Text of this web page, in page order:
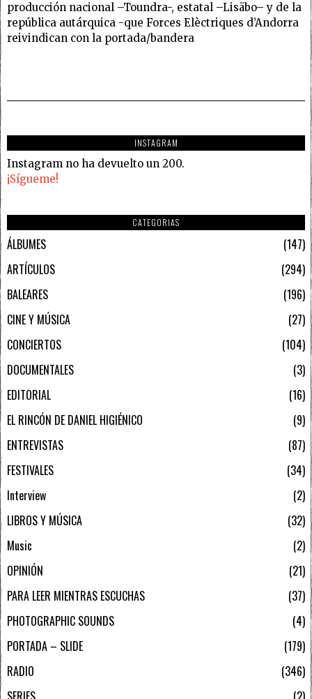
producción nacional –Toundra-, estatal –Lisäbo– y de la
república autárquica -que Forces Elèctriques d’Andorra
reivindican con la portada/bandera
INSTAGRAM
Instagram no ha devuelto un 200.
¡Sígueme!
CATEGORIAS
ÁLBUMES
147
ARTÍCULOS
294
BALEARES
196
CINE Y MÚSICA
27
CONCIERTOS
104
DOCUMENTALES
3
EDITORIAL
16
EL RINCÓN DE DANIEL HIGIÉNICO
9
ENTREVISTAS
87
FESTIVALES
34
Interview
2
LIBROS Y MÚSICA
32
Music
2
OPINIÓN
21
PARA LEER MIENTRAS ESCUCHAS
37
PHOTOGRAPHIC SOUNDS
4
PORTADA – SLIDE
179
RADIO
346